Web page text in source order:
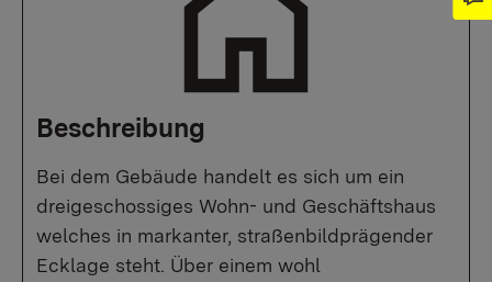
Beschreibung
Bei dem Gebäude handelt es sich um ein
dreigeschossiges Wohn- und Geschäftshaus
welches in markanter, straßenbildprägender
Ecklage steht. Über einem wohl